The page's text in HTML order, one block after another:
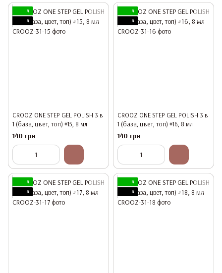
4
4
CROOZ ONE STEP GEL POLISH 3 в
1 (база, цвет, топ) #15, 8 мл
140 грн
4
4
CROOZ ONE STEP GEL POLISH 3 в
1 (база, цвет, топ) #16, 8 мл
140 грн
4
4
4
4